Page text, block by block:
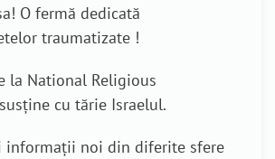
O fermă dedicată
traumatizate !
la National Religious
cu tărie Israelul.
informații noi din diferite sfere